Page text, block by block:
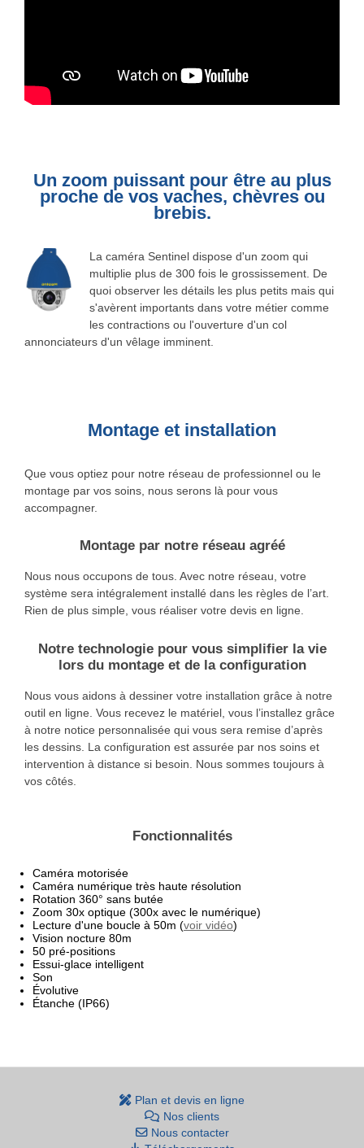
Un zoom puissant pour être au plus
proche de vos vaches, chèvres ou
brebis.
La caméra Sentinel dispose d'un zoom qui
multiplie plus de 300 fois le grossissement. De
quoi observer les détails les plus petits mais qui
s'avèrent importants dans votre métier comme
les contractions ou l'ouverture d'un col
annonciateurs d'un vêlage imminent.
Montage et installation
Que vous optiez pour notre réseau de professionnel ou le
montage par vos soins, nous serons là pour vous
accompagner.
Montage par notre réseau agréé
Nous nous occupons de tous. Avec notre réseau, votre
système sera intégralement installé dans les règles de l’art.
Rien de plus simple, vous réaliser votre devis en ligne.
Notre technologie pour vous simplifier la vie
lors du montage et de la configuration
Nous vous aidons à dessiner votre installation grâce à notre
outil en ligne. Vous recevez le matériel, vous l’installez grâce
à notre notice personnalisée qui vous sera remise d’après
les dessins. La configuration est assurée par nos soins et
intervention à distance si besoin. Nous sommes toujours à
vos côtés.
Fonctionnalités
Caméra motorisée
Caméra numérique très haute résolution
Rotation 360° sans butée
Zoom 30x optique (300x avec le numérique)
Lecture d'une boucle à 50m (voir vidéo)
Vision nocture 80m
50 pré-positions
Essui-glace intelligent
Son
Évolutive
Étanche (IP66)
Plan et devis en ligne
Nos clients
Nous contacter